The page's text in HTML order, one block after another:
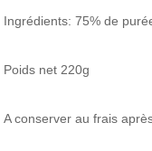
Ingrédients: 75% de
Poids net 220g
A conserver au frais